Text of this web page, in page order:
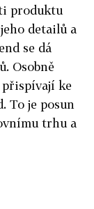
produktu
detailů a
se dá
Osobně
ke
To je posun
trhu a